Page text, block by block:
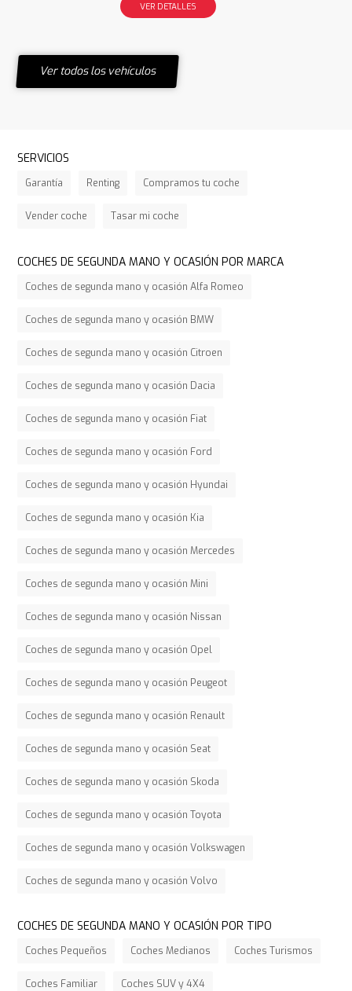
VER DETALLES
Ver todos los vehículos
SERVICIOS
Garantía Renting Compramos tu coche
Vender coche Tasar mi coche
COCHES DE SEGUNDA MANO Y OCASIÓN POR MARCA
Coches de segunda mano y ocasión Alfa Romeo
Coches de segunda mano y ocasión BMW
Coches de segunda mano y ocasión Citroen
Coches de segunda mano y ocasión Dacia
Coches de segunda mano y ocasión Fiat
Coches de segunda mano y ocasión Ford
Coches de segunda mano y ocasión Hyundai
Coches de segunda mano y ocasión Kia
Coches de segunda mano y ocasión Mercedes
Coches de segunda mano y ocasión Mini
Coches de segunda mano y ocasión Nissan
Coches de segunda mano y ocasión Opel
Coches de segunda mano y ocasión Peugeot
Coches de segunda mano y ocasión Renault
Coches de segunda mano y ocasión Seat
Coches de segunda mano y ocasión Skoda
Coches de segunda mano y ocasión Toyota
Coches de segunda mano y ocasión Volkswagen
Coches de segunda mano y ocasión Volvo
COCHES DE SEGUNDA MANO Y OCASIÓN POR TIPO
Coches Pequeños Coches Medianos Coches Turismos
Coches Familiar Coches SUV y 4X4